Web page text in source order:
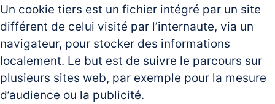
Un cookie tiers est un fichier intégré par un site
différent de celui visité par l’internaute, via un
navigateur, pour stocker des informations
localement. Le but est de suivre le parcours sur
plusieurs sites web, par exemple pour la mesure
d’audience ou la publicité.